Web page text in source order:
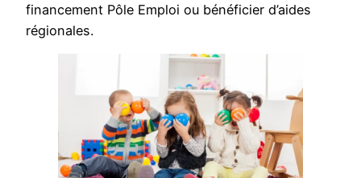
financement Pôle Emploi ou bénéficier d’aides
régionales.